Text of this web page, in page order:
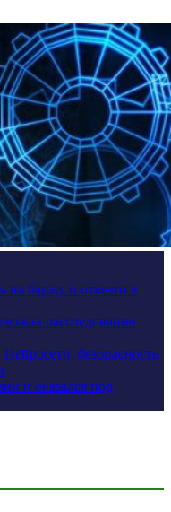
баржу и отвезти в
расследование
безопасность
и оказался под